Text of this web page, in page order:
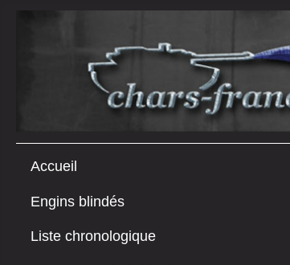
Accueil
Engins blindés
Liste chronologique